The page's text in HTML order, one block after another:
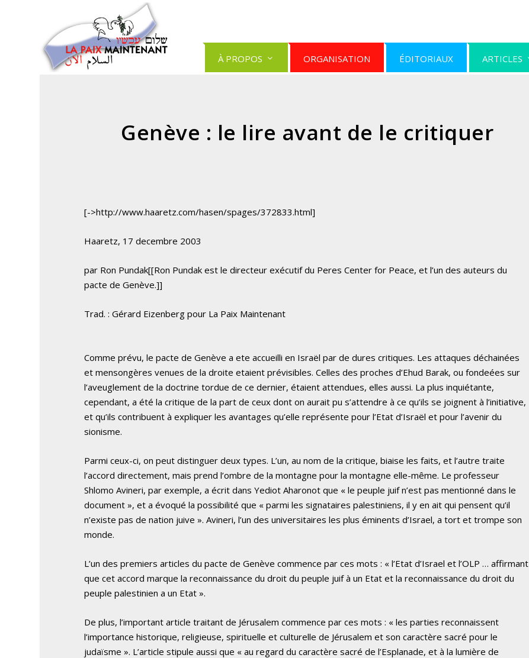
À PROPOS ORGANISATION ÉDITORIAUX ARTICLES
Genève : le lire avant de le critiquer
[->http://www.haaretz.com/hasen/spages/372833.html]
Haaretz, 17 decembre 2003
par Ron Pundak[[Ron Pundak est le directeur exécutif du Peres Center for Peace, et l’un des auteurs du
pacte de Genève.]]
Trad. : Gérard Eizenberg pour La Paix Maintenant
Comme prévu, le pacte de Genève a ete accueilli en Israël par de dures critiques. Les attaques déchainées
et mensongères venues de la droite etaient prévisibles. Celles des proches d’Ehud Barak, ou fondeées sur
l’aveuglement de la doctrine tordue de ce dernier, étaient attendues, elles aussi. La plus inquiétante,
cependant, a été la critique de la part de ceux dont on aurait pu s’attendre à ce qu’ils se joignent à l’initiative,
et qu’ils contribuent à expliquer les avantages qu’elle représente pour l’Etat d’Israël et pour l’avenir du
sionisme.
Parmi ceux-ci, on peut distinguer deux types. L’un, au nom de la critique, biaise les faits, et l’autre traite
l’accord directement, mais prend l’ombre de la montagne pour la montagne elle-même. Le professeur
Shlomo Avineri, par exemple, a écrit dans Yediot Aharonot que « le peuple juif n’est pas mentionné dans le
document », et a évoqué la possibilité que « parmi les signataires palestiniens, il y en ait qui pensent qu’il
n’existe pas de nation juive ». Avineri, l’un des universitaires les plus éminents d’Israel, a tort et trompe son
monde.
L’un des premiers articles du pacte de Genève commence par ces mots : « l’Etat d’Israel et l’OLP … affirmant
que cet accord marque la reconnaissance du droit du peuple juif à un Etat et la reconnaissance du droit du
peuple palestinien a un Etat ».
De plus, l’important article traitant de Jérusalem commence par ces mots : « les parties reconnaissent
l’importance historique, religieuse, spirituelle et culturelle de Jérusalem et son caractère sacré pour le
judaïsme ». L’article stipule aussi que « au regard du caractère sacré de l’Esplanade, et à la lumière de